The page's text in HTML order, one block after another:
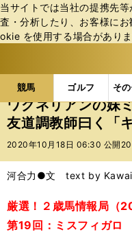
当サイトでは当社の提携先
査・分析したり、お客様に
okie を使⽤する場合があり
競馬 ゴルフ そ
b
ス
ポ
ル
バ
競馬の記事一覧
ワグネリアンの妹
友道調教師曰く「
2020年10月18日 06:30 公開
河合力●文 text by
厳選！２歳馬情報局（
第19回：ミスフィガロ